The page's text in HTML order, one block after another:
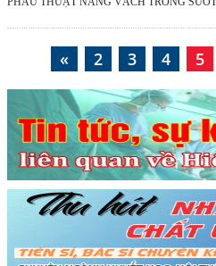
« 2 3 4 5